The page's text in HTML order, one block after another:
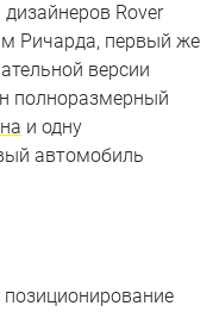
Rover
Ричарда, первый же
версии
полноразмерный
и одну
автомобиль